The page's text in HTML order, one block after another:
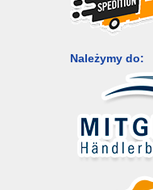
Należymy do: